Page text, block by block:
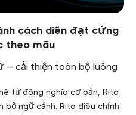
cách diễn đạt cứng
theo mẫu
— cải thiện toàn bộ luồng
từ đồng nghĩa cơ bản, Rita
ngữ cảnh. Rita điều chỉnh